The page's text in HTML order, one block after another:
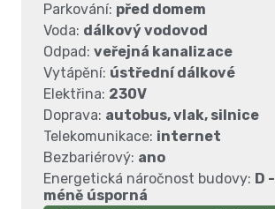
Parkování: před domem
Voda: dálkový vodovod
Odpad: veřejná kanalizace
Vytápění: ústřední dálkové
Elektřina: 230V
Doprava: autobus, vlak, silnice
Telekomunikace: internet
Bezbariérový: ano
Energetická náročnost budovy: D -
méně úsporná